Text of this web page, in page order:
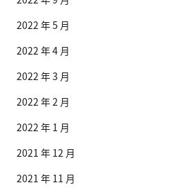
2022 年 5 月
2022 年 4 月
2022 年 3 月
2022 年 2 月
2022 年 1 月
2021 年 12 月
2021 年 11 月